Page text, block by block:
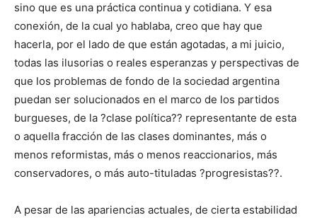
sino que es una práctica continua y cotidiana. Y esa
conexión, de la cual yo hablaba, creo que hay que
hacerla, por el lado de que están agotadas, a mi juicio,
todas las ilusorias o reales esperanzas y perspectivas de
que los problemas de fondo de la sociedad argentina
puedan ser solucionados en el marco de los partidos
burgueses, de la ?clase política?? representante de esta
o aquella fracción de las clases dominantes, más o
menos reformistas, más o menos reaccionarios, más
conservadores, o más auto-tituladas ?progresistas??.
A pesar de las apariencias actuales, de cierta estabilidad